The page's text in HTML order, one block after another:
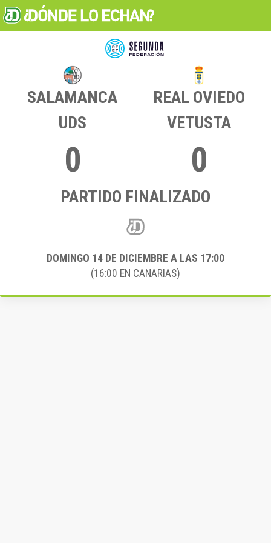
SALAMANCA
UDS
REAL OVIEDO
VETUSTA
0 0
PARTIDO FINALIZADO
DOMINGO 14 DE DICIEMBRE A LAS 17:00
(16:00 EN CANARIAS)